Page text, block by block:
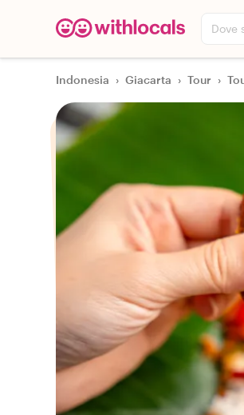
Dove
Indonesia › Giacarta › Tour ›